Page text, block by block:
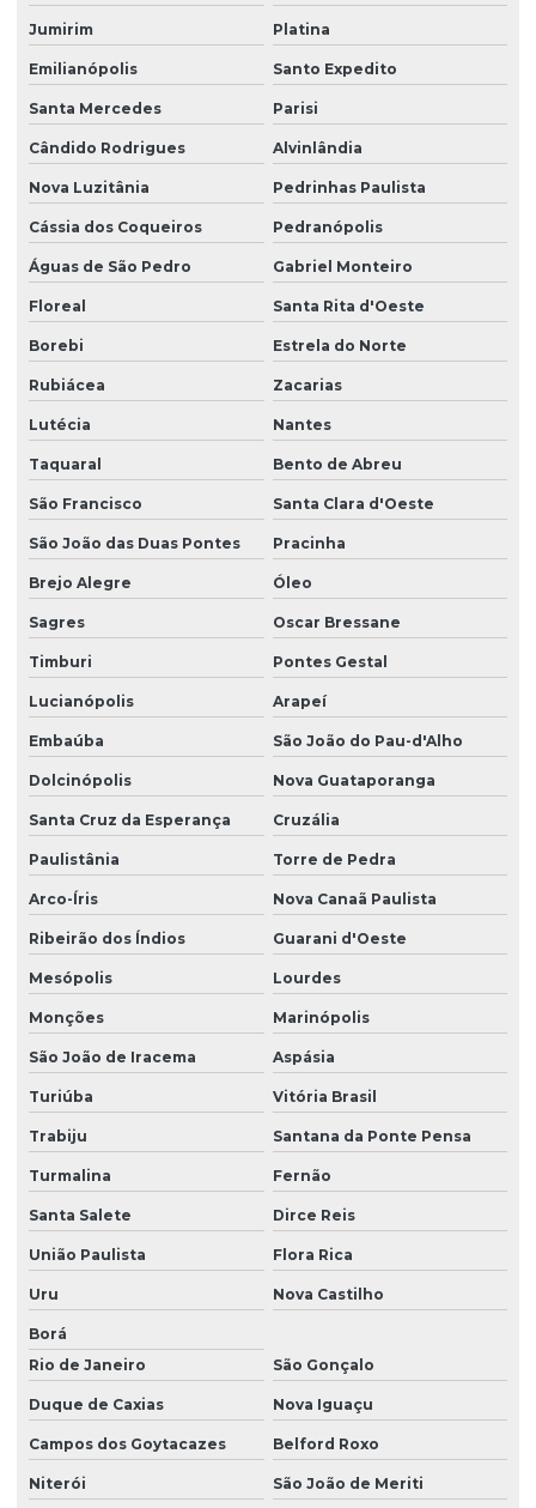
Jumirim Platina
Emilianópolis Santo Expedito
Santa Mercedes Parisi
Cândido Rodrigues Alvinlândia
Nova Luzitânia Pedrinhas Paulista
Cássia dos Coqueiros Pedranópolis
Águas de São Pedro Gabriel Monteiro
Floreal Santa Rita d'Oeste
Borebi Estrela do Norte
Rubiácea Zacarias
Lutécia Nantes
Taquaral Bento de Abreu
São Francisco Santa Clara d'Oeste
São João das Duas Pontes Pracinha
Brejo Alegre Óleo
Sagres Oscar Bressane
Timburi Pontes Gestal
Lucianópolis Arapeí
Embaúba São João do Pau-d'Alho
Dolcinópolis Nova Guataporanga
Santa Cruz da Esperança Cruzália
Paulistânia Torre de Pedra
Arco-Íris Nova Canaã Paulista
Ribeirão dos Índios Guarani d'Oeste
Mesópolis Lourdes
Monções Marinópolis
São João de Iracema Aspásia
Turiúba Vitória Brasil
Trabiju Santana da Ponte Pensa
Turmalina Fernão
Santa Salete Dirce Reis
União Paulista Flora Rica
Uru Nova Castilho
Borá
Rio de Janeiro
São Gonçalo
Duque de Caxias Nova Iguaçu
Campos dos Goytacazes Belford Roxo
Niterói São João de Meriti